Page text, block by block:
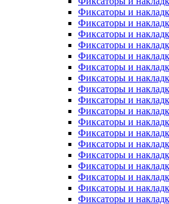
Фиксаторы и
Фиксаторы и
Фиксаторы и
Фиксаторы и
Фиксаторы и
Фиксаторы и
Фиксаторы и
Фиксаторы и
Фиксаторы и
Фиксаторы и
Фиксаторы и
Фиксаторы и
Фиксаторы и
Фиксаторы и
Фиксаторы и
Фиксаторы и
Фиксаторы и
Фиксаторы и